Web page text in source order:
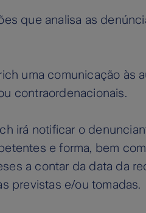
que analisa as
uma comunicação às
contraordenacionais.
irá notificar o
e forma, bem
a contar da data da
previstas e/ou tomadas.